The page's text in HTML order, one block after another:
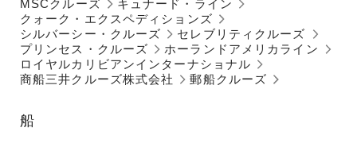
MSCクルーズ
キュナード・ライン
クォーク・エクスペディションズ
シルバーシー・クルーズ
セレブリティクルーズ
プリンセス・クルーズ
ホーランドアメリカライン
ロイヤルカリビアンインターナショナル
商船三井クルーズ株式会社
郵船クルーズ
船